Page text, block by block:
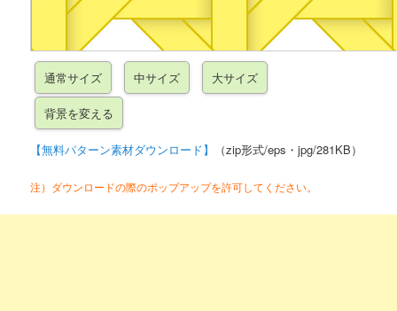
【無料パターン素材ダウンロード】 （zip形式/eps・jpg/281KB）
注）ダウンロードの際のポップアップを許可してください。